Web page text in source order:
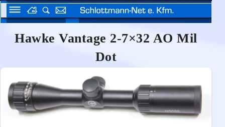
Hawke Vantage 2-7×32 AO Mil
Dot